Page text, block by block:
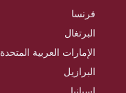
فرنسا
البرتغال
الإمارات العربية المتحدة
البرازيل